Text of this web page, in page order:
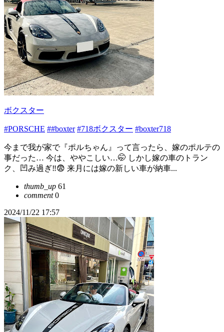
ボクスター
#PORSCHE ##boxter #718ボクスター #boxter718
今まで我が家で『ポルちゃん』って言ったら、嫁のポルテの
事だった… 今は、ややこしい…🤭 しかし嫁の車のトラン
ク、凹み過ぎ‼️😨 来月には嫁の新しい車が納車...
thumb_up 61
comment0
2024/11/22 17:57